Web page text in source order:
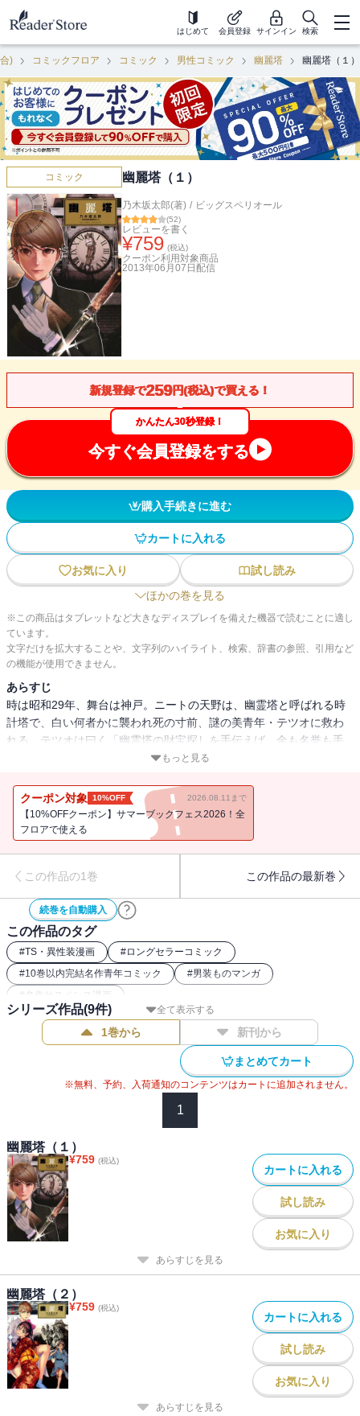
はじめて 会員登録 サインイン 検索
) コミックフロア コミック 男性コミック 幽麗塔 幽麗塔（１）
コミック 幽麗塔（１）
乃木坂太郎(著) / ビッグスペリオール
(52)
レビューを書く
¥759 (税込)
クーポン利用対象商品
2013年06月07日 配信
新規登録で259円(税込)で買える！
かんたん30秒登録！
今すぐ会員登録をする
購入手続きに進む
カートに入れる
お気に入り
試し読み
ほかの巻を見る
※この商品はタブレットなど大きなディスプレイを備えた機器で読むことに適し
ています。
文字だけを拡大することや、文字列のハイライト、検索、辞書の参照、引用など
の機能が使用できません。
あらすじ
時は昭和29年、舞台は神戸。ニートの天野は、幽霊塔と呼ばれる時
計塔で、白い何者かに襲われ死の寸前、謎の美青年・テツオに救わ
れる。テツオは曰く「幽霊塔の財宝探しを手伝えば、金も名誉も手
に入る」しかしテツオの正体は、男を装う女であり、その名も偽名
もっと見る
クーポン対象 10%OFF 2026.08.11まで
【10%OFFクーポン】サマーブックフェス2026！全
フロアで使える
この作品の1巻 この作品の最新巻
続巻を自動購入
この作品のタグ
#TS・異性装漫画 #ロングセラーコミック
#10巻以内完結名作青年コミック #男装ものマンガ
# 名作サスペンス漫画
全て表示する
シリーズ作品(9件)
1巻から 新刊から
まとめてカート
※無料、予約、入荷通知のコンテンツはカートに追加されません。
1
幽麗塔（１）
¥759 (税込)
カートに入れる
試し読み
お気に入り
あらすじを見る
幽麗塔（２）
¥759 (税込)
カートに入れる
試し読み
お気に入り
あらすじを見る